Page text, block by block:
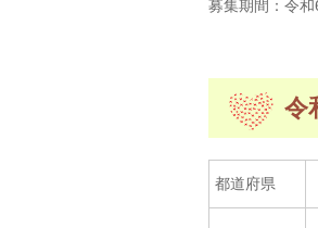
募集期間：令和
令
都道府県